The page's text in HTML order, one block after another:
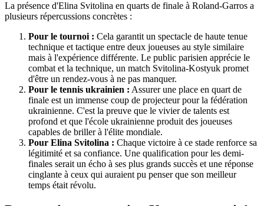
La présence d'Elina Svitolina en quarts de finale à Roland-Garros a
plusieurs répercussions concrètes :
Pour le tournoi : Cela garantit un spectacle de haute tenue
technique et tactique entre deux joueuses au style similaire
mais à l'expérience différente. Le public parisien apprécie le
combat et la technique, un match Svitolina-Kostyuk promet
d'être un rendez-vous à ne pas manquer.
Pour le tennis ukrainien : Assurer une place en quart de
finale est un immense coup de projecteur pour la fédération
ukrainienne. C'est la preuve que le vivier de talents est
profond et que l'école ukrainienne produit des joueuses
capables de briller à l'élite mondiale.
Pour Elina Svitolina : Chaque victoire à ce stade renforce sa
légitimité et sa confiance. Une qualification pour les demi-
finales serait un écho à ses plus grands succès et une réponse
cinglante à ceux qui auraient pu penser que son meilleur
temps était révolu.